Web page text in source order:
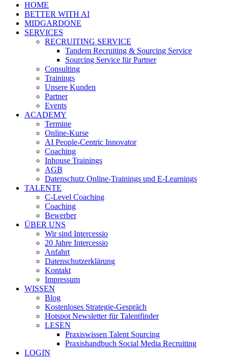
HOME
BETTER WITH AI
MIDGARDONE
SERVICES
RECRUITING SERVICE
Tandem Recruiting & Sourcing Service
Sourcing Service für Partner
Consulting
Trainings
Unsere Kunden
Partner
Events
ACADEMY
Termine
Online-Kurse
AI People-Centric Innovator
Coaching
Inhouse Trainings
AGB
Datenschutz Online-Trainings und E-Learnings
TALENTE
C-Level Coaching
Coaching
Bewerber
ÜBER UNS
Wir sind Intercessio
20 Jahre Intercessio
Anfahrt
Datenschutzerklärung
Kontakt
Impressum
WISSEN
Blog
Kostenloses Strategie-Gespräch
Hotspot Newsletter für Talentfinder
LESEN
Praxiswissen Talent Sourcing
Praxishandbuch Social Media Recruiting
LOGIN